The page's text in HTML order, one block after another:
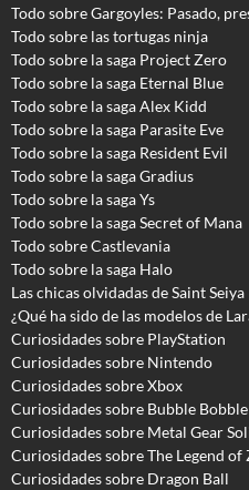
Todo sobre Gargoyles: Pasado,
Todo sobre las tortugas ninja
Todo sobre la saga Project Zero
Todo sobre la saga Eternal Blue
Todo sobre la saga Alex Kidd
Todo sobre la saga Parasite Eve
Todo sobre la saga Resident Evil
Todo sobre la saga Gradius
Todo sobre la saga Ys
Todo sobre la saga Secret of Mana
Todo sobre Castlevania
Todo sobre la saga Halo
Las chicas olvidadas de Saint Seiya
¿Qué ha sido de las modelos de
Curiosidades sobre PlayStation
Curiosidades sobre Nintendo
Curiosidades sobre Xbox
Curiosidades sobre Bubble Bobble
Curiosidades sobre Metal Gear
Curiosidades sobre The Legend of
Curiosidades sobre Dragon Ball